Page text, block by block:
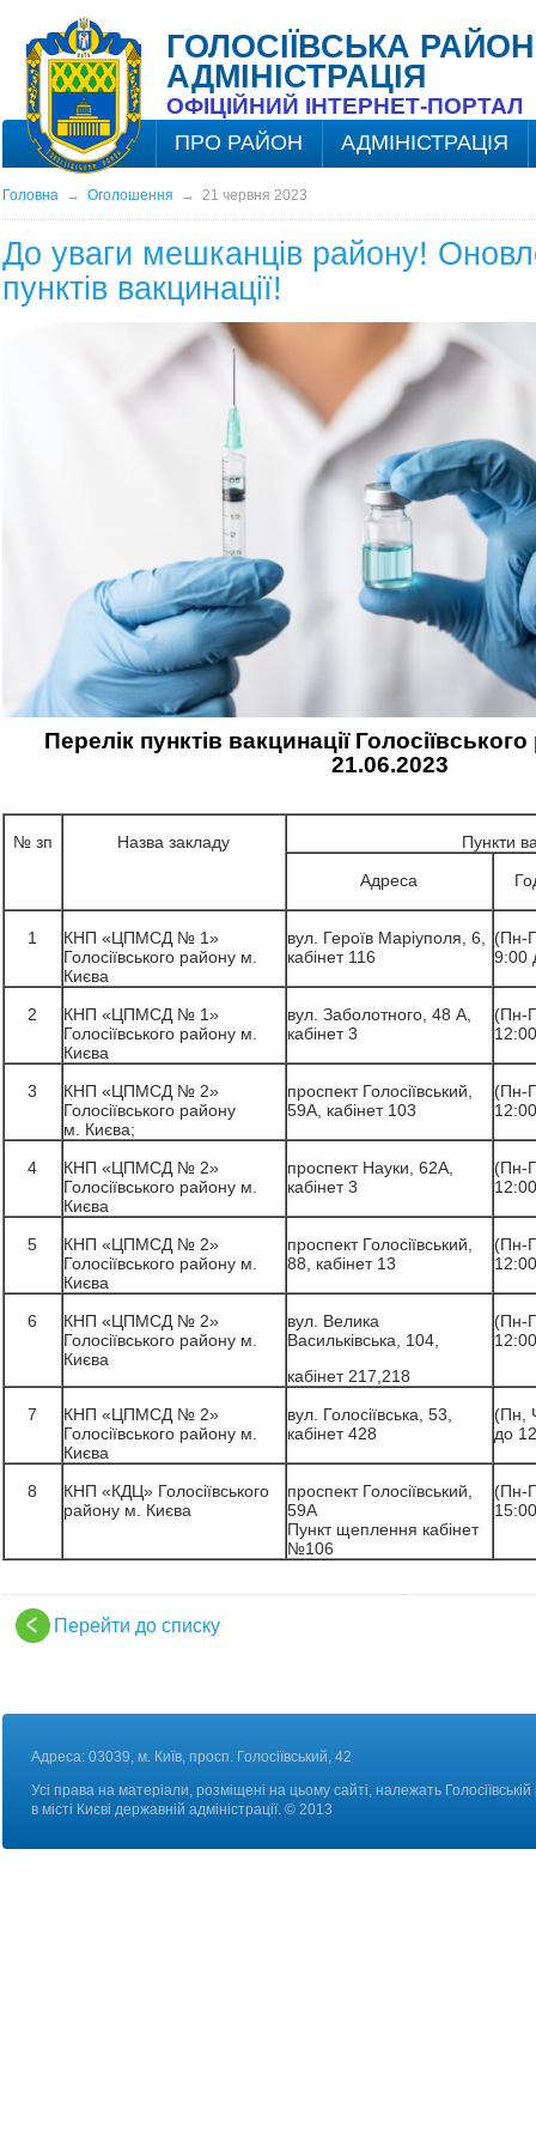
ГОЛОСІЇВСЬКА
АДМІНІСТРАЦІЯ
ОФІЦІЙНИЙ ІНТЕРНЕТ-ПОРТАЛ
ПРО РАЙОН АДМІНІСТРАЦІЯ
Головна→ Оголошення → 21 червня 2023
До уваги мешканців району!
пунктів вакцинації!
Перелік пунктів вакцинації
21.06.2023
№ зп Назва закладу
Пункти
Адреса
1
КНП «ЦПМСД № 1»
Голосіївського району м.
Києва
вул. Героїв Маріуполя, 6,
кабінет 116
(Пн-
9:00
2
КНП «ЦПМСД № 1»
Голосіївського району м.
Києва
вул. Заболотного, 48 А,
кабінет 3
(Пн-
3
КНП «ЦПМСД № 2»
Голосіївського району
м. Києва;
проспект Голосіївський,
59А, кабінет 103
(Пн-
4
КНП «ЦПМСД № 2»
Голосіївського району м.
Києва
проспект Науки, 62А,
кабінет 3
(Пн-
5
КНП «ЦПМСД № 2»
Голосіївського району м.
Києва
проспект Голосіївський,
88, кабінет 13
(Пн-
6
КНП «ЦПМСД № 2»
Голосіївського району м.
Києва
вул. Велика
Васильківська, 104,
кабінет 217,218
(Пн-
7
КНП «ЦПМСД № 2»
Голосіївського району м.
Києва
вул. Голосіївська, 53,
кабінет 428
(Пн,
до
8
КНП «КДЦ» Голосіївського
району м. Києва
проспект Голосіївський,
59А
Пункт щеплення кабінет
№106
(Пн-
Перейти до списку
Адреса: 03039, м. Київ, просп. Голосіївський, 42
Усі права на матеріали, розміщені на цьому сайті, належать
в місті Києві державній адміністрації. © 2013